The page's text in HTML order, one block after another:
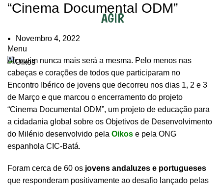
AGIR
Menu
“Cinema Documental ODM”
Novembro 4, 2022
Alcoutim nunca mais será a mesma. Pelo menos nas
cabeças e corações de todos que participaram no
Encontro Ibérico de jovens que decorreu nos dias 1, 2 e 3
de Março e que marcou o encerramento do projeto
“Cinema Documental ODM”, um projeto de educação para
a cidadania global sobre os Objetivos de Desenvolvimento
do Milénio desenvolvido pela Oikos e pela ONG
espanhola CIC-Batá.
Foram cerca de 60 os jovens andaluzes e portugueses
que responderam positivamente ao desafio lançado pelas